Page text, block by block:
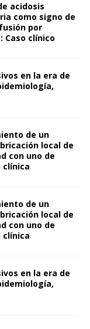
acidosis
como signo de
por
Caso clínico
en la era de
de un
local de
con uno de
clínica
de un
local de
con uno de
clínica
en la era de